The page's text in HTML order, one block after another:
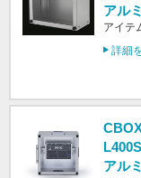
アル
アイテ
詳細
アル